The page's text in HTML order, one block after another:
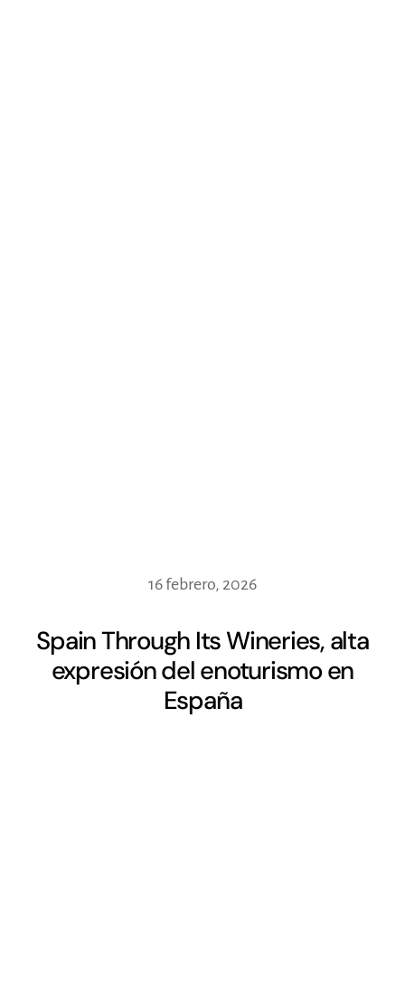
16 febrero, 2026
Spain Through Its Wineries, alta
expresión del enoturismo en
España